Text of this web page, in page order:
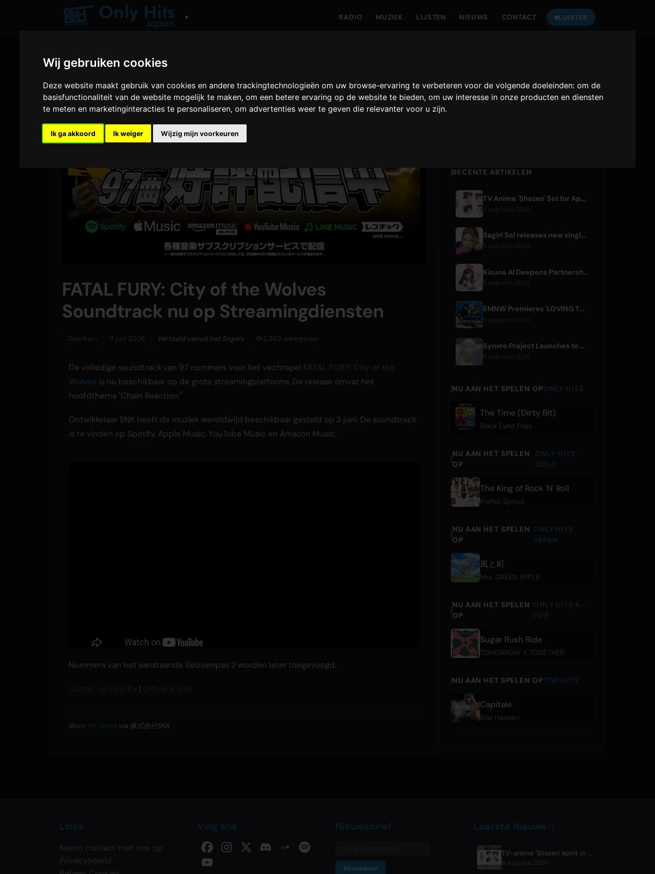
Wij gebruiken cookies
Deze website maakt gebruik van cookies en andere trackingtechnologieën om uw browse-ervaring te verbeteren voor de volgende doeleinden:om de
basisfunctionaliteit van de website mogelijk te maken,om een betere ervaring op de website te bieden,om uw interesse in onze producten en diensten
te meten en marketinginteracties te personaliseren,om advertenties weer te geven die relevanter voor u zijn.
Ik ga akkoord Ik weiger Wijzig mijn voorkeuren
▼ RADIO MUZIEK LIJSTEN NIEUWS CONTACT LUISTER
FATAL FURY: City of the Wolves
Soundtrack nu op Streamingdiensten
DoorSam 3 juni 2026 Vertaald vanuit het Engels 2,380 weergaven
De volledige soundtrack van 97 nummers voor het vechtspel FATAL FURY: City of the
Wolves is nu beschikbaar op de grote streamingplatforms. De release omvat het
hoofdthema "Chain Reaction."
Ontwikkelaar SNK heeft de muziek wereldwijd beschikbaar gesteld op 3 juni. De soundtrack
is te vinden op Spotify, Apple Music, YouTube Music en Amazon Music.
Nummers van het aanstaande Seizoenpas 2 worden later toegevoegd.
Luister op Spotify | Officiële Site
Bron: PR Times via 株式会社SNK
RECENTE ARTIKELEN
TV Anime 'Shozen' Set for April 2027 Premiere on Fuji TV
Sagiri Sol releases new single 'next to your love' after hiatus
6 augustus 2026
Kizuna AI Deepens Partnership with Asobisystem Ahead of 10th Anniversary World Tour
EMNW Premieres 'LOVING TO GET US BY' Music Video on August 7
6 augustus 2026
Synxro Project Launches to Create New IP from Fictional Anime Openings
NU AAN HET SPELEN OPONLY HITS
The Time (Dirty Bit)
Black Eyed Peas
NU AAN HET SPELEN
OP
ONLY HITS
GOLD
The King of Rock 'N' Roll
Prefab Sprout
NU AAN HET SPELEN
OP
ONLY HITS
JAPAN
風と町
Mrs. GREEN APPLE
NU AAN HET SPELEN
OP
ONLY HITS K-
POP
Sugar Rush Ride
TOMORROW X TOGETHER
NU AAN HET SPELEN OPTOP HITS
Capitale
Bilal Hassani
Links
Neem contact met ons op
Privacybeleid
Volg ons Nieuwsbrief
Abonneren
Laatste Nieuws
TV-anime 'Shozen' komt in april 2027 uit op Fuji TV
6 augustus 2026